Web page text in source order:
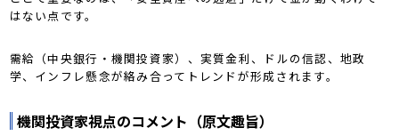
はない点です。
需給（中央銀行・機関投資家）、実質金利、ドルの信認、地政
学、インフレ懸念が絡み合ってトレンドが形成されます。
機関投資家視点のコメント（原文趣旨）